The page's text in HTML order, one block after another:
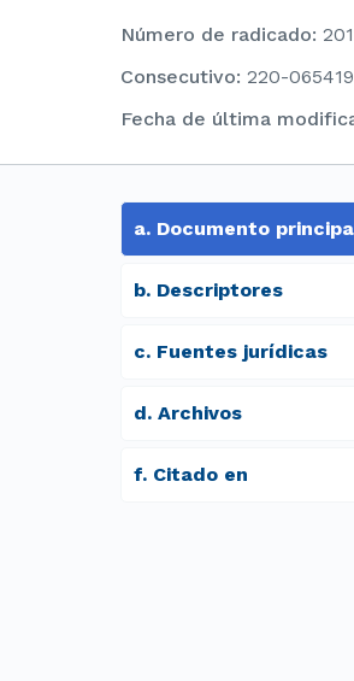
Número de radicado:
consecutivo: 220-065419
Fecha de última
a. Documento
b. Descriptores
c. Fuentes jurídicas
d. archivos
f. Citado en